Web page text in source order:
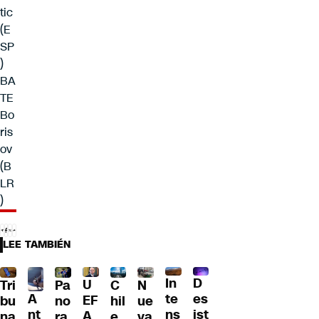
tic
(E
SP
)
BA
TE
Bo
ris
ov
(B
LR
)
LEE TAMBIÉN
Tri
bu
A
nt
Pa
no
U
EF
C
hil
N
ue
In
te
ns
D
es
ist